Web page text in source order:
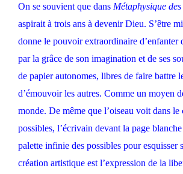
On se souvient que dans Métaphysique des
aspirait à trois ans à devenir Dieu. S’être
donne le pouvoir extraordinaire d’enfanter
par la grâce de son imagination et de ses
de papier autonomes, libres de faire battre
d’émouvoir les autres. Comme un moyen
monde. De même que l’oiseau voit dans
possibles, l’écrivain devant la page
palette infinie des possibles pour
création artistique est l’expression de la